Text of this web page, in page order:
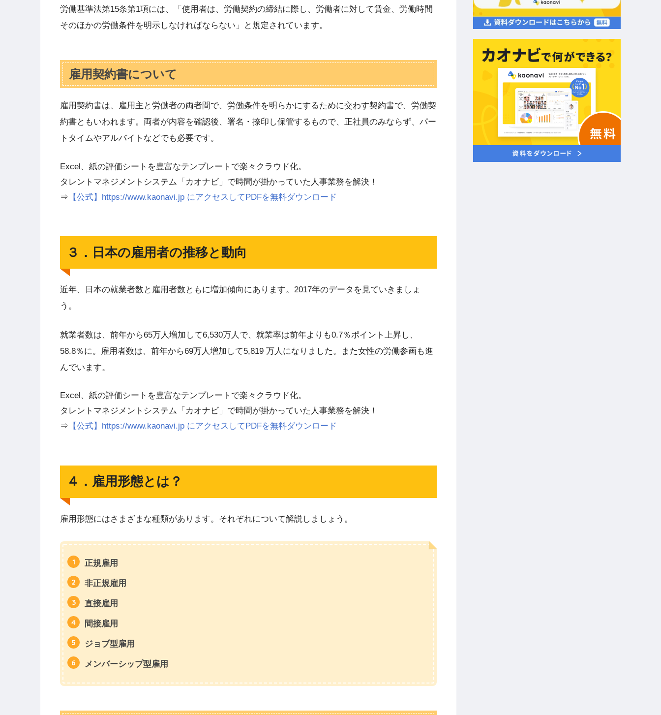
労働基準法第15条第1項には、「使用者は、労働契約の締結に際し、労働者に対して賃金、労働時間
そのほかの労働条件を明示しなければならない」と規定されています。
雇用契約書について
雇用契約書は、雇用主と労働者の両者間で、労働条件を明らかにするために交わす契約書で、労働契
約書ともいわれます。両者が内容を確認後、署名・捺印し保管するもので、正社員のみならず、パー
トタイムやアルバイトなどでも必要です。
Excel、紙の評価シートを豊富なテンプレートで楽々クラウド化。
タレントマネジメントシステム「カオナビ」で時間が掛かっていた人事業務を解決！
⇒ 【公式】https://www.kaonavi.jp にアクセスしてPDFを無料ダウンロード
３．日本の雇用者の推移と動向
近年、日本の就業者数と雇用者数ともに増加傾向にあります。2017年のデータを見ていきましょ
う。
就業者数は、前年から65万人増加して6,530万人で、就業率は前年よりも0.7％ポイント上昇し、
58.8％に。雇用者数は、前年から69万人増加して5,819 万人になりました。また女性の労働参画も進
んでいます。
Excel、紙の評価シートを豊富なテンプレートで楽々クラウド化。
タレントマネジメントシステム「カオナビ」で時間が掛かっていた人事業務を解決！
⇒ 【公式】https://www.kaonavi.jp にアクセスしてPDFを無料ダウンロード
４．雇用形態とは？
雇用形態にはさまざまな種類があります。それぞれについて解説しましょう。
正規雇用
非正規雇用
直接雇用
間接雇用
ジョブ型雇用
メンバーシップ型雇用